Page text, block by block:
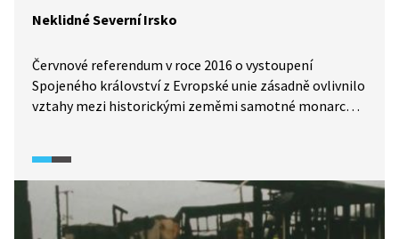
Neklidné Severní Irsko
Červnové referendum v roce 2016 o vystoupení
Spojeného království z Evropské unie zásadně ovlivnilo
vztahy mezi historickými zeměmi samotné monarchie.
Velké Británie v EU. Skotští nacionalisté začali volat
po vyhlášení nezávislosti, v Severním Irsku se oživily
vzpomínky na krvavá desetiletí, kdy část obyvatel
provincie bojovala za spojení s Irskou republikou. Tzv.